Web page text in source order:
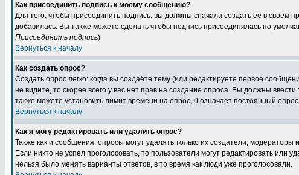
Как присоединить подпись к моему сообщению?
Для того, чтобы присоединить подпись, вы должны сначала создать её в своем
добавилась. Вы также можете сделать чтобы подпись присоединялась по
Присоединить подпись)
Вернуться к началу
Как создать опрос?
Создать опрос легко: когда вы создаёте тему (или редактируете первое
не видите, то скорее всего у вас нет прав на создание опроса. Вы должны
также можете установить лимит времени на опрос, 0 означает постоянный
Вернуться к началу
Как я могу редактировать или удалить опрос?
Также как и сообщения, опросы могут удалять только их создатели,
Если никто не успел проголосовать, то пользователи могут редактировать
нельзя было менять варианты ответов, в то время как люди уже проголосовали.